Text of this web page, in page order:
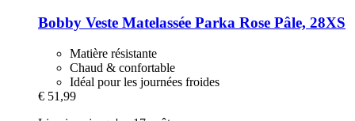
Bobby Veste Matelassée Parka Rose Pâle, 28XS
Matière résistante
Chaud & confortable
Idéal pour les journées froides
€ 51,99